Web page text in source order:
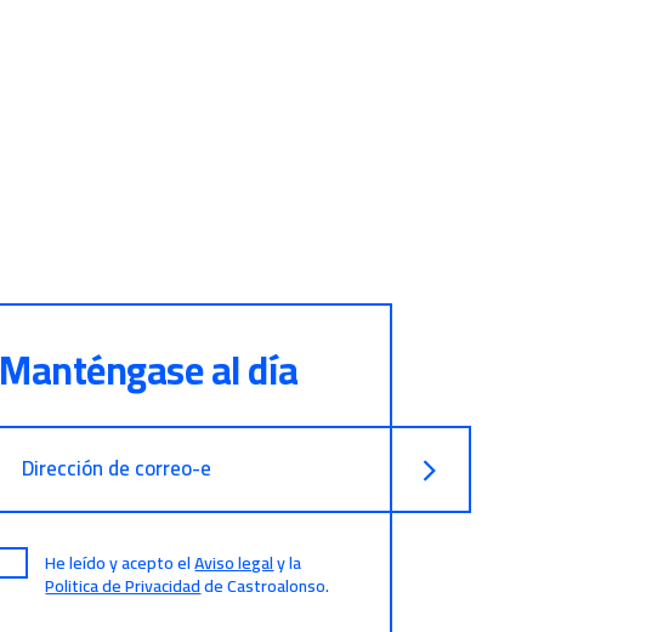
Manténgase al día
Dirección de correo-e
He leído y acepto elAviso legaly la
Politica de Privacidadde Castroalonso.